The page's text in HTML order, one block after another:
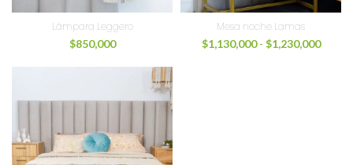
Lámpara Leggero
$850,000
Mesa noche Lamas
$1,130,000 - $1,230,000